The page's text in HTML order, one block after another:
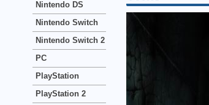
Nintendo DS
Nintendo Switch
Nintendo Switch 2
PC
PlayStation
PlayStation 2